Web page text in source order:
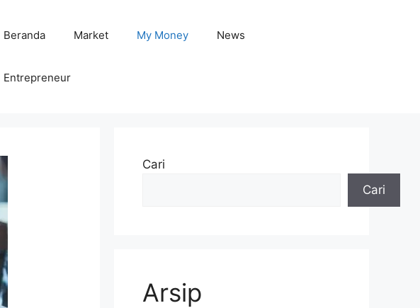
Beranda Market My Money News
Entrepreneur
Cari
Cari
Arsip